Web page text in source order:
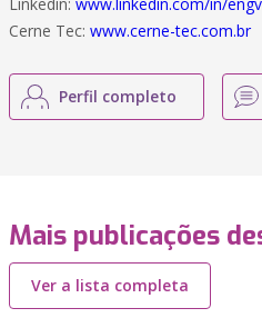
Cerne Tec: www.cerne-tec.com.br
Perfil completo
Mais publicações
Ver a lista completa